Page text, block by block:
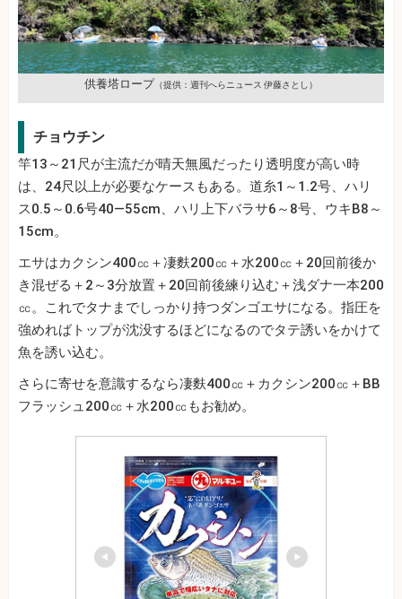
供養塔ロープ （提供：週刊へらニュース 伊藤さとし）
チョウチン
竿13～21尺が主流だが晴天無風だったり透明度が高い時
は、24尺以上が必要なケースもある。道糸1～1.2号、ハリ
ス0.5～0.6号40―55cm、ハリ上下バラサ6～8号、ウキB8～
15cm。
エサはカクシン400㏄＋凄麩200㏄＋水200㏄＋20回前後か
き混ぜる＋2～3分放置＋20回前後練り込む＋浅ダナ一本200
㏄。これでタナまでしっかり持つダンゴエサになる。指圧を
強めればトップが沈没するほどになるのでタテ誘いをかけて
魚を誘い込む。
さらに寄せを意識するなら凄麩400㏄＋カクシン200㏄＋BB
フラッシュ200㏄＋水200㏄もお勧め。